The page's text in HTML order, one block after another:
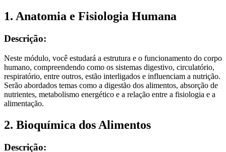
1. Anatomia e Fisiologia Humana
Descrição:
Neste módulo, você estudará a estrutura e o funcionamento do corpo
humano, compreendendo como os sistemas digestivo, circulatório,
respiratório, entre outros, estão interligados e influenciam a nutrição.
Serão abordados temas como a digestão dos alimentos, absorção de
nutrientes, metabolismo energético e a relação entre a fisiologia e a
alimentação.
2. Bioquímica dos Alimentos
Descrição: